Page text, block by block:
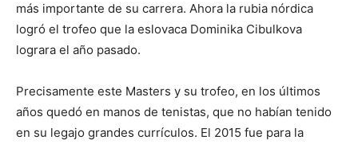
más importante de su carrera. Ahora la rubia nórdica
logró el trofeo que la eslovaca Dominika Cibulkova
lograra el año pasado.
Precisamente este Masters y su trofeo, en los últimos
años quedó en manos de tenistas, que no habían tenido
en su legajo grandes currículos. El 2015 fue para la